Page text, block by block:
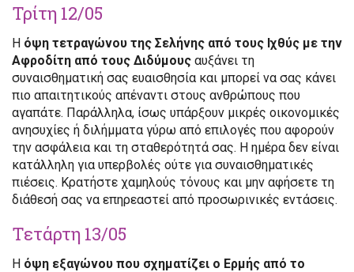
Τρίτη 12/05
Η όψη τετραγώνου της Σελήνης από τους Ιχθύς με την
Αφροδίτη από τους Διδύμους αυξάνει τη
συναισθηματική σας ευαισθησία και μπορεί να σας κάνει
πιο απαιτητικούς απέναντι στους ανθρώπους που
αγαπάτε. Παράλληλα, ίσως υπάρξουν μικρές οικονομικές
ανησυχίες ή διλήμματα γύρω από επιλογές που αφορούν
την ασφάλεια και τη σταθερότητά σας. Η ημέρα δεν είναι
κατάλληλη για υπερβολές ούτε για συναισθηματικές
πιέσεις. Κρατήστε χαμηλούς τόνους και μην αφήσετε τη
διάθεσή σας να επηρεαστεί από προσωρινικές εντάσεις.
Τετάρτη 13/05
Η όψη εξαγώνου που σχηματίζει ο Ερμής από το